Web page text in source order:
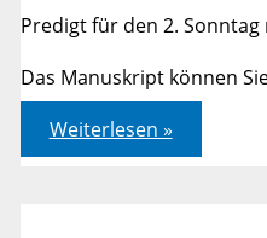
Predigt für den 2.
Das Manuskript können
Matthäus
11,25-
30
Weiterlesen »